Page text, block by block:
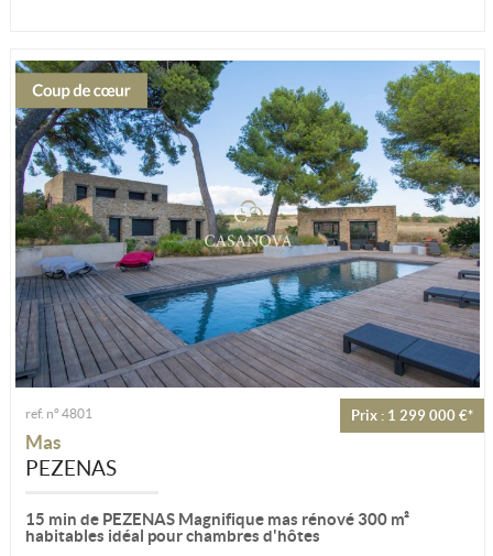
Prix : 1 299 000 €*
ref. n° 4801
Mas
PEZENAS
15 min de PEZENAS Magnifique mas rénové 300 m²
habitables idéal pour chambres d'hôtes